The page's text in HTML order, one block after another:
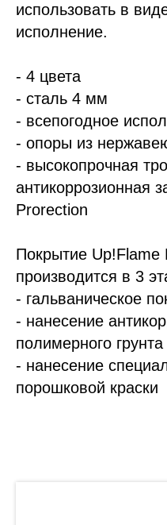
использовать в
исполнение.
- 4 цвета
- сталь 4 мм
- всепогодное
- опоры из
- высокопрочная тр
антикоррозионная
Prorection
Покрытие Up!Flame
производится в 3
- гальваническое
- нанесение
полимерного грунта
- нанесение
порошковой краски